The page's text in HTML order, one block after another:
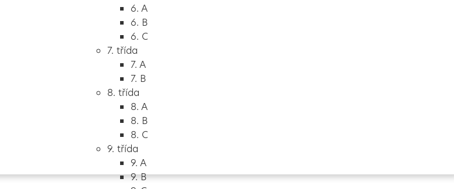
6. A
6. B
6. C
7. třída
7. A
7. B
8. třída
8. A
8. B
8. C
9. třída
9. A
9. B
2024